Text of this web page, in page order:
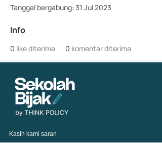
Kasih kami saran
Tanggal bergabung: 31 Jul 2023
Info
0 like diterima 0 komentar diterima
Telusuri